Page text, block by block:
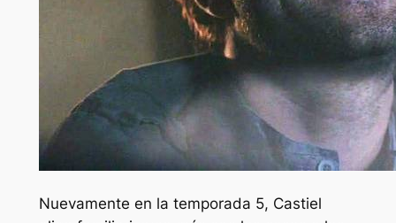
Nuevamente en la temporada 5, Castiel